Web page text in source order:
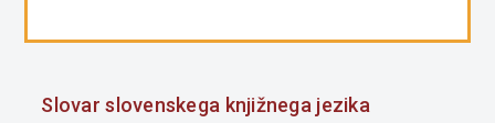
Slovar slovenskega knjižnega jezika